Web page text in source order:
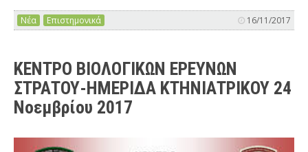
Νέα Επιστημονικά 16/11/2017
ΚΕΝΤΡΟ ΒΙΟΛΟΓΙΚΩΝ ΕΡΕΥΝΩΝ
ΣΤΡΑΤΟΥ-ΗΜΕΡΙΔΑ ΚΤΗΝΙΑΤΡΙΚΟΥ 24
Νοεμβρίου 2017